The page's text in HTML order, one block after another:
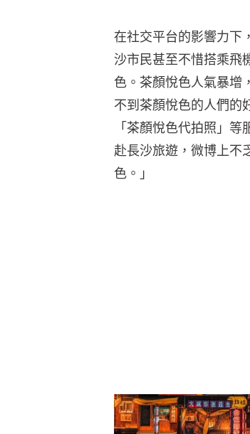
在社交平台的影響力下
沙市民甚至不惜搭乘飛
色。茶顏悅色人氣暴增
不到茶顏悅色的人們的
「茶顏悅色代拍照」
赴長沙旅遊，微博上不
色。」